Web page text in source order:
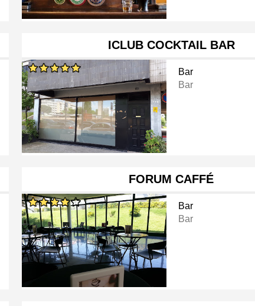
ICLUB COCKTAIL BAR
Bar
Bar
FORUM CAFFÉ
Bar
Bar